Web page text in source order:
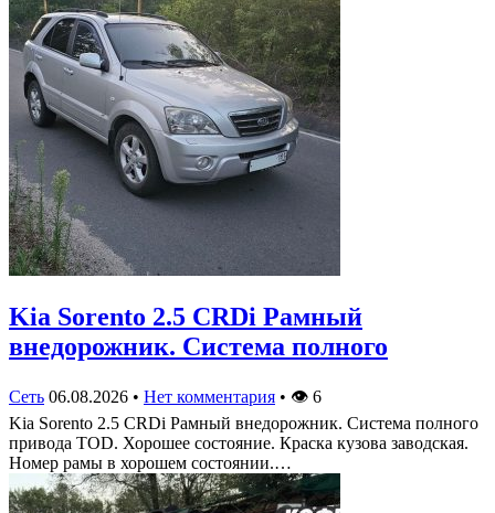
Kia Sorento 2.5 CRDi Рамный
внедорожник. Система полного
Сеть 06.08.2026 • Нет комментария • 👁 6
Kia Sorento 2.5 CRDi Рамный внедорожник. Система полного
привода TOD. Хорошее состояние. Краска кузова заводская.
Номер рамы в хорошем состоянии.…